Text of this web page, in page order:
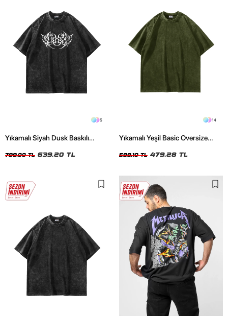
5
Yıkamalı Siyah Dusk Baskılı
799,00 TL 639,20 TL
14
Yıkamalı Yeşil Basic Oversize
599,10 TL 479,28 TL